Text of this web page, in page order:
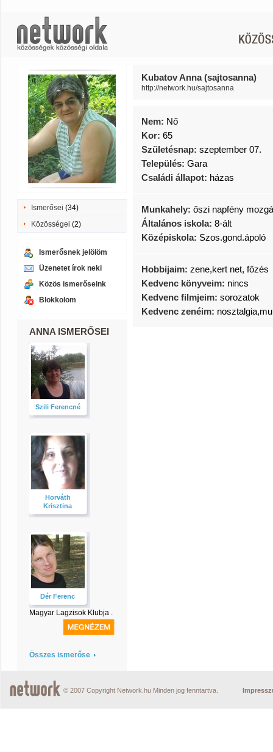
Ismerősei (34)
Közösségei (2)
Ismerősnek jelölöm
Üzenetet írok neki
Közös ismerőseink
Blokkolom
ANNA ISMERŐSEI
Szili Ferencné
Horváth
Krisztina
Dér Ferenc
Magyar Lagzisok Klubja .
Összes ismerőse
Kubatov Anna (sajtosanna)
http://network.hu/sajtosanna
Nem: Nő
Kor: 65
Születésnap: szeptember 07.
Település: Gara
Családi állapot: házas
Munkahely: őszi napfény
Általános iskola: 8-ált
Középiskola: Szos.gond.ápoló
Hobbijaim: zene,kert net, főzés
Kedvenc könyveim: nincs
Kedvenc filmjeim: sorozatok
Kedvenc zenéim:
© 2007 Copyright Network.hu Minden jog fenntartva.